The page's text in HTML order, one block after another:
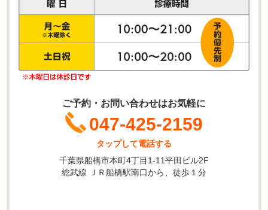
ご予約・お問い合わせはお気軽に
047-425-2159
タップして電話する
千葉県船橋市本町4丁目1-11平田ビル2F
総武線 ＪＲ船橋駅南口から、徒歩１分